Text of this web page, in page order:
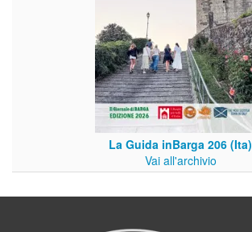
La Guida inBarga 206 (Ita)
Vai all'archivio